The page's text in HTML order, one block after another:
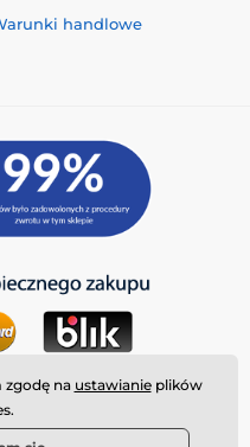
handlowe
zgodę na ustawianieplików